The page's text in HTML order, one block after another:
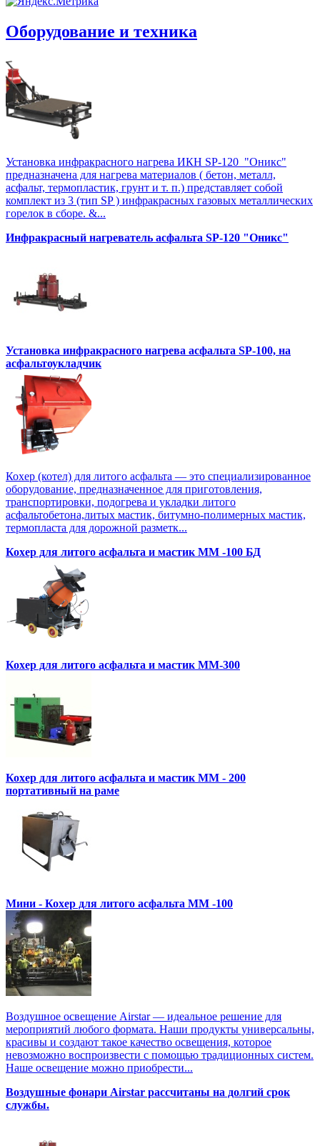
Оборудование и техника
Установка инфракрасного нагрева ИКН SP-120 "Оникс"
предназначена для нагрева материалов ( бетон, металл,
асфальт, термопластик, грунт и т. п.) представляет собой
комплект из 3 (тип SP ) инфракрасных газовых металлических
горелок в сборе. &...
Инфракрасный нагреватель асфальта SP-120 "Оникс"
Установка инфракрасного нагрева асфальта SP-100, на
асфальтоукладчик
Кохер (котел) для литого асфальта — это специализированное
оборудование, предназначенное для приготовления,
транспортировки, подогрева и укладки литого
асфальтобетона,литых мастик, битумно-полимерных мастик,
термопласта для дорожной разметк...
Кохер для литого асфальта и мастик MM -100 БД
Кохер для литого асфальта и мастик MM-300
Кохер для литого асфальта и мастик MM - 200
портативный на раме
Мини - Кохер для литого асфальта MM -100
Воздушное освещение Airstar — идеальное решение для
мероприятий любого формата. Наши продукты универсальны,
красивы и создают такое качество освещения, которое
невозможно воспроизвести с помощью традиционных систем.
Наше освещение можно приобрести...
Воздушные фонари Airstar рассчитаны на долгий срок
службы.